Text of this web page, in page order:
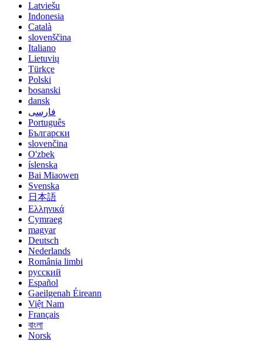
Latviešu
Indonesia
Català
slovenščina
Italiano
Lietuvių
Türkçe
Polski
bosanski
dansk
فارسی
Português
Български
slovenčina
O'zbek
íslenska
Bai Miaowen
Svenska
日本語
Ελληνικά
Cymraeg
magyar
Deutsch
Nederlands
România limbi
русский
Español
Gaeilgenah Éireann
Việt Nam
Français
বাংলা
Norsk